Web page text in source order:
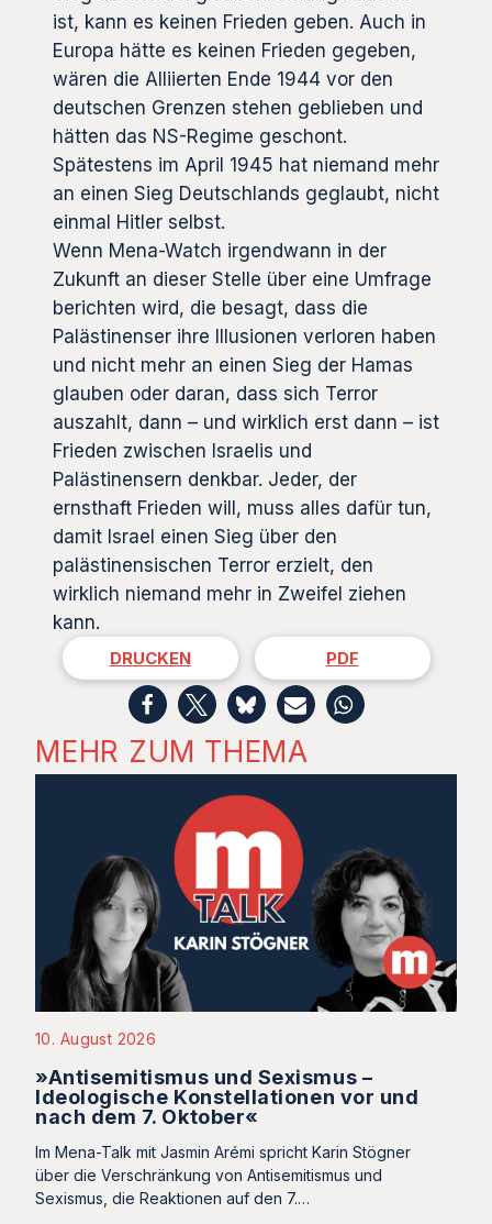
ist, kann es keinen Frieden geben. Auch in
Europa hätte es keinen Frieden gegeben,
wären die Alliierten Ende 1944 vor den
deutschen Grenzen stehen geblieben und
hätten das NS-Regime geschont.
Spätestens im April 1945 hat niemand mehr
an einen Sieg Deutschlands geglaubt, nicht
einmal Hitler selbst.
Wenn Mena-Watch irgendwann in der
Zukunft an dieser Stelle über eine Umfrage
berichten wird, die besagt, dass die
Palästinenser ihre Illusionen verloren haben
und nicht mehr an einen Sieg der Hamas
glauben oder daran, dass sich Terror
auszahlt, dann – und wirklich erst dann – ist
Frieden zwischen Israelis und
Palästinensern denkbar. Jeder, der
ernsthaft Frieden will, muss alles dafür tun,
damit Israel einen Sieg über den
palästinensischen Terror erzielt, den
wirklich niemand mehr in Zweifel ziehen
kann.
DRUCKEN PDF
MEHR ZUM THEMA
10. August 2026
»Antisemitismus und Sexismus –
Ideologische Konstellationen vor und
nach dem 7. Oktober«
Im Mena-Talk mit Jasmin Arémi spricht Karin Stögner
über die Verschränkung von Antisemitismus und
Sexismus, die Reaktionen auf den 7.…